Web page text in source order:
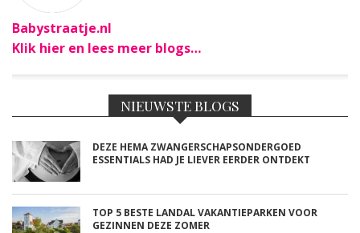
Babystraatje.nl
Klik hier en lees meer blogs…
NIEUWSTE BLOGS
DEZE HEMA ZWANGERSCHAPSONDERGOED
ESSENTIALS HAD JE LIEVER EERDER ONTDEKT
TOP 5 BESTE LANDAL VAKANTIEPARKEN VOOR
GEZINNEN DEZE ZOMER